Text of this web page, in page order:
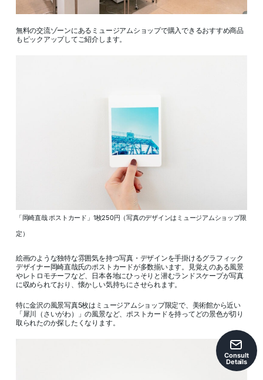
無料の交流ゾーンにあるミュージアムショップで購入できるおすすめ商品
もピックアップしてご紹介します。
「岡崎直哉 ポストカード」1枚250円（写真のデザインはミュージアムショップ限
定）
絵画のような独特な雰囲気を持つ写真・デザインを手掛けるグラフィック
デザイナー岡崎直哉氏のポストカードが多数揃います。見覚えのある風景
やレトロモチーフなど、日本各地にひっそりと潜むランドスケープが写真
に収められており、懐かしい気持ちにさせられます。
特に金沢の風景写真5枚はミュージアムショップ限定で、美術館から近い
「犀川（さいがわ）」の風景など、ポストカードを持ってどの景色が切り
取られたのか探したくなります。
Consult
Details